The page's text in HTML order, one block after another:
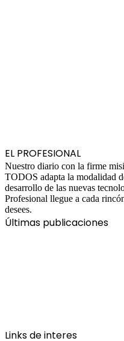
EL PROFESIONAL
Nuestro diario con la firme
TODOS adapta la modalidad
desarrollo de las nuevas
Profesional llegue a cada
desees.
Últimas publicaciones
Links de interes